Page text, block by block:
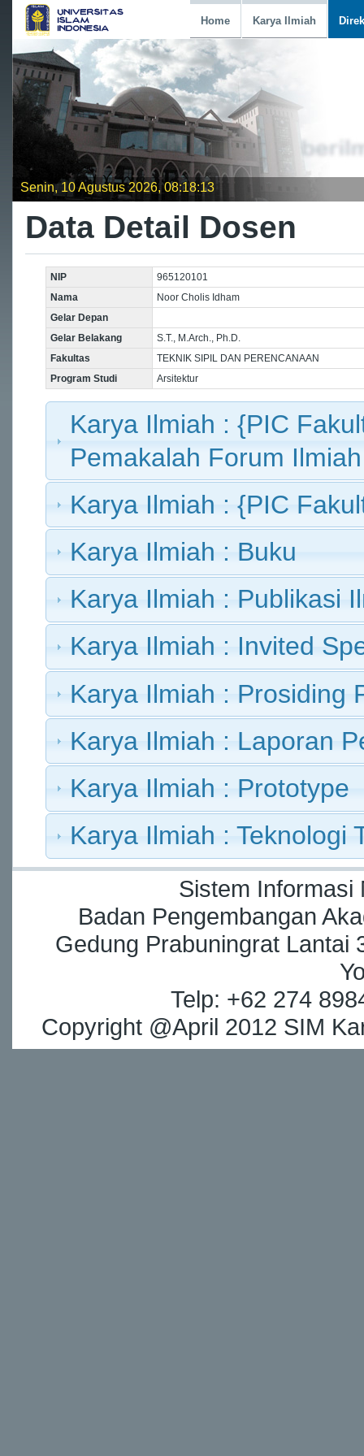
Home Karya Ilmiah
Senin, 10 Agustus 2026, 08:18:13
Data Detail Dosen
NIP
965120101
Nama
Noor Cholis Idham
Gelar Depan
Gelar Belakang
S.T., M.Arch., Ph.D.
Fakultas
TEKNIK SIPIL DAN PERENCANAAN
Program Studi
Arsitektur
Karya Ilmiah : {PIC
Pemakalah Forum Ilmiah
Karya Ilmiah : {PIC
Karya Ilmiah : Buku
Karya Ilmiah : Publikasi
Karya Ilmiah : Invited
Karya Ilmiah : Prosiding
Karya Ilmiah : Laporan
Karya Ilmiah : Prototype
Karya Ilmiah : Teknologi
Sistem Informasi
Badan Pengembangan
Gedung Prabuningrat Lantai
Telp: +62 274
Copyright @April 2012 SIM